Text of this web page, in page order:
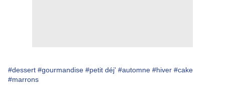
#dessert #gourmandise #petit déj' #automne #hiver #cake
#marrons